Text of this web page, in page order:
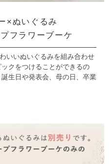
×ぬいぐるみ
フラワーブーケ
いいぬいぐるみを組み合わせ
ックをつけることができるの
誕生日や発表会、母の日、卒業